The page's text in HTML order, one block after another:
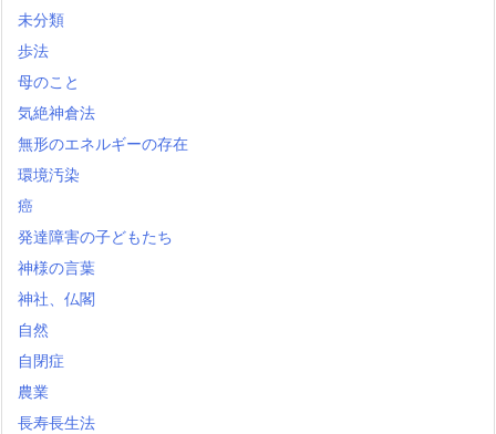
未分類
歩法
母のこと
気絶神倉法
無形のエネルギーの存在
環境汚染
癌
発達障害の子どもたち
神様の言葉
神社、仏閣
自然
自閉症
農業
長寿長生法